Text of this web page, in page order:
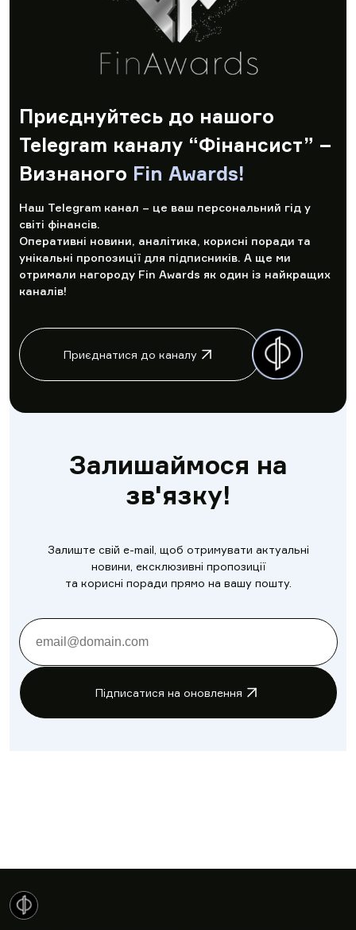
Приєднуйтесь до нашого
Telegram каналу “Фінансист” –
Визнаного Fin Awards!
Наш Telegram канал – це ваш персональний гід у
світі фінансів.
Оперативні новини, аналітика, корисні поради та
унікальні пропозиції для підписників. А ще ми
отримали нагороду Fin Awards як один із найкращих
каналів!
Приєднатися до каналу
Залишаймося на
зв'язку!
Залиште свій e-mail, щоб отримувати актуальні
новини, ексклюзивні пропозиції
та корисні поради прямо на вашу пошту.
Підписатися на оновлення